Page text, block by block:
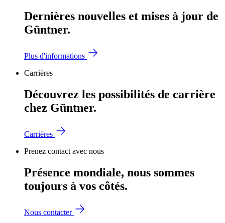
Dernières nouvelles et mises à jour de
Güntner.
Plus d'informations
Carrières
Découvrez les possibilités de carrière
chez Güntner.
Carrières
Prenez contact avec nous
Présence mondiale, nous sommes
toujours à vos côtés.
Nous contacter